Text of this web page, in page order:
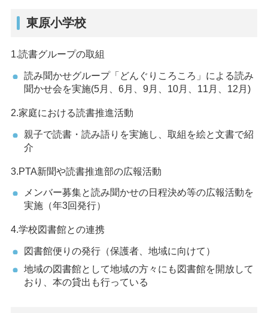
東原小学校
1.読書グループの取組
読み聞かせグループ「どんぐりころころ」による読み
聞かせ会を実施(5月、6月、9月、10月、11月、12月)
2.家庭における読書推進活動
親子で読書・読み語りを実施し、取組を絵と文書で紹
介
3.PTA新聞や読書推進部の広報活動
メンバー募集と読み聞かせの日程決め等の広報活動を
実施（年3回発行）
4.学校図書館との連携
図書館便りの発行（保護者、地域に向けて）
地域の図書館として地域の方々にも図書館を開放して
おり、本の貸出も行っている